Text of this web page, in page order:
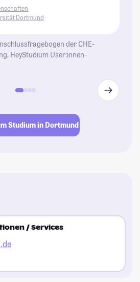
Dortmund
der CHE-
HeyStudium User:innen-
Studium in Dortmund
/ Services